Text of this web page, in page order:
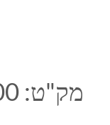
מק"ט: